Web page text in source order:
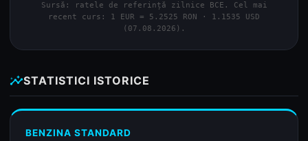
Sursă: ratele de referință zilnice BCE. Cel mai
recent curs: 1 EUR = 5.2525 RON · 1.1535 USD
(07.08.2026).
insightsSTATISTICI ISTORICE
BENZINA STANDARD